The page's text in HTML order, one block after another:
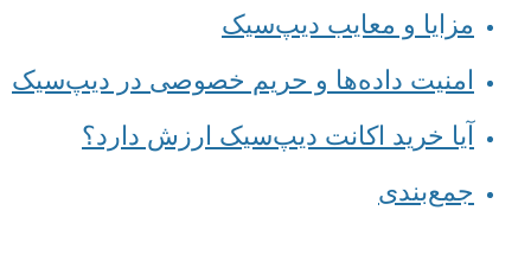
مزایا و معایب دیپ‌سیک
امنیت داده‌ها و حریم خصوصی در دیپ‌سیک
آیا خرید اکانت دیپ‌سیک ارزش دارد؟
جمع‌بندی